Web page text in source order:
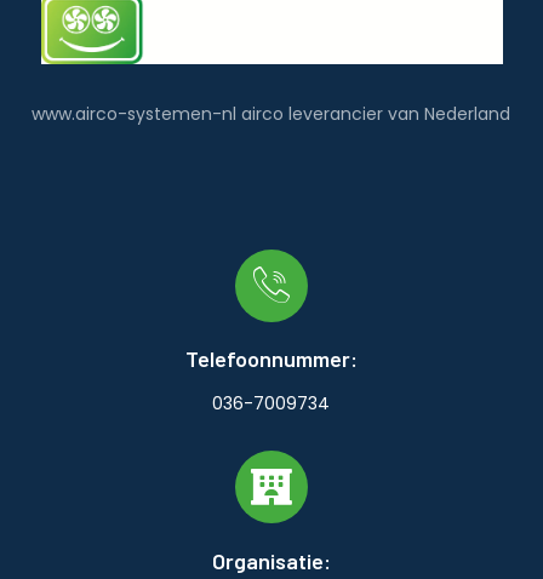
www.airco-systemen-nl airco leverancier van Nederland
Telefoonnummer:
036-7009734
Organisatie: